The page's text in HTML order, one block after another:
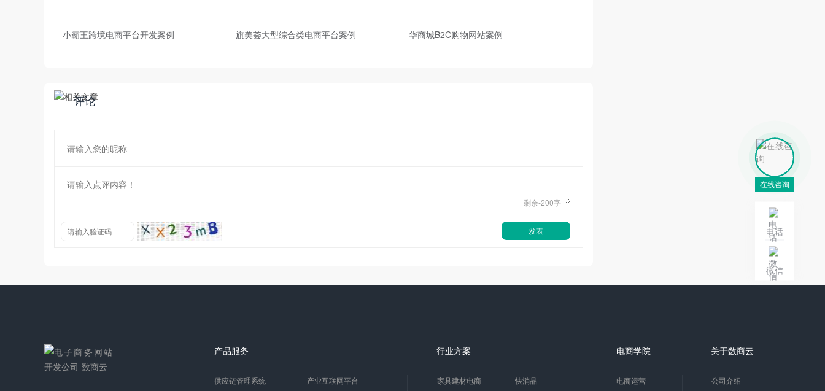
小霸王跨境电商平台开发案例 旗美荟大型综合类电商平台案例 华商城B2C购物网站案例
评论
剩余-200字
发表
产品服务
供应链管理系统 产业互联网平台
行业方案
家具建材电商 快消品
电商学院
电商运营
关于数商云
公司介绍
在线咨询
电话
微信